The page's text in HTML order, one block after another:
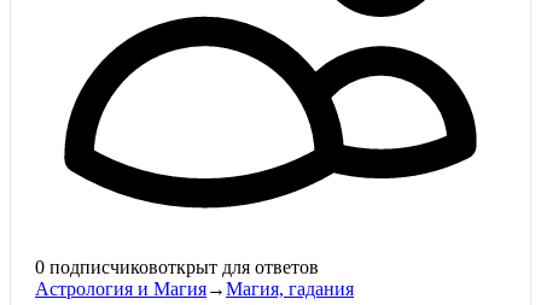
0 подписчиковоткрыт для ответов
Астрология и Магия→Магия, гадания